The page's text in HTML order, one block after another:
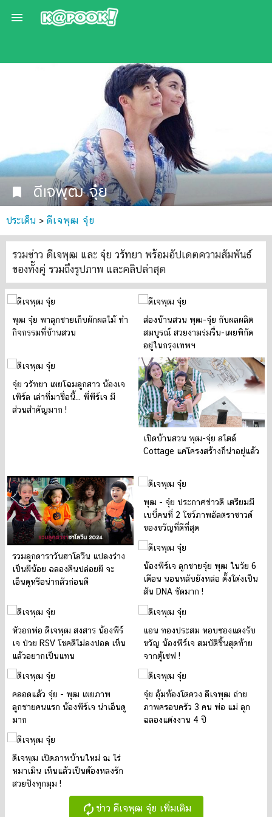

bookmark ดีเจพุฒ จุ๋ย
ประเด็น > ดีเจพุฒ จุ๋ย
รวมข่าว ดีเจพุฒ และ จุ๋ย วรัทยา พร้อมอัปเดตความสัมพันธ์
ของทั้งคู่ รวมถึงรูปภาพ และคลิปล่าสุด
พุฒ จุ๋ย พาลูกชายเก็บผักผลไม้ ทำ
กิจกรรมที่บ้านสวน
ส่องบ้านสวน พุฒ-จุ๋ย กับผลผลิต
สมบูรณ์ สวยงามร่มรื่น-เผยพิกัด
อยู่ในกรุงเทพฯ
จุ๋ย วรัทยา เผยโฉมลูกสาว น้องเจ
เพิร์ล เล่าที่มาชื่อนี้... พี่พีร์เจ มี
ส่วนสำคัญมาก !
เปิดบ้านสวน พุฒ-จุ๋ย สไตล์
Cottage แค่โครงสร้างก็น่าอยู่แล้ว
รวมลูกดาราวันฮาโลวีน แปลงร่าง
เป็นผีน้อย ฉลองคืนปล่อยผี จะ
เอ็นดูหรือน่ากลัวก่อนดี
พุฒ - จุ๋ย ประกาศข่าวดี เตรียมมี
เบบี๋คนที่ 2 โชว์ภาพอัลตราซาวด์
ของขวัญที่ดีที่สุด
น้องพีร์เจ ลูกชายจุ๋ย พุฒ ในวัย 6
เดือน นอนหลับยังหล่อ ดั้งโด่งเป็น
สัน DNA ชัดมาก !
หัวอกพ่อ ดีเจพุฒ สงสาร น้องพีร์
เจ ป่วย RSV โชคดีไม่ลงปอด เห็น
แล้วอยากเป็นแทน
แอน ทองประสม หอบซองแดงรับ
ขวัญ น้องพีร์เจ สมบัติชิ้นสุดท้าย
จากตู้เซฟ !
คลอดแล้ว จุ๋ย - พุฒ เผยภาพ
ลูกชายคนแรก น้องพีร์เจ น่าเอ็นดู
มาก
จุ๋ย อุ้มท้องโตควง ดีเจพุฒ ถ่าย
ภาพครอบครัว 3 คน พ่อ แม่ ลูก
ฉลองแต่งงาน 4 ปี
ดีเจพุฒ เปิดภาพบ้านใหม่ ณ ไร่
หมาเมิน เห็นแล้วเป็นต้องหลงรัก
สวยปังทุกมุม !
autorenew ข่าว ดีเจพุฒ จุ๋ย เพิ่มเติม